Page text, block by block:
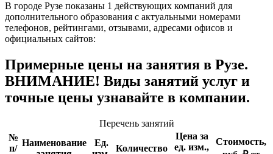
В городе Рузе показаны 1 действующих компаний для
дополнительного образования с актуальными номерами
телефонов, рейтингами, отзывами, адресами офисов и
официальных сайтов:
Примерные цены на занятия в Рузе.
ВНИМАНИЕ! Виды занятий услуг и
точные цены узнавайте в компании.
Перечень занятий
№
п/
Наименование
Ед.
Количество
Цена за
ед. изм.,
Стоимость,